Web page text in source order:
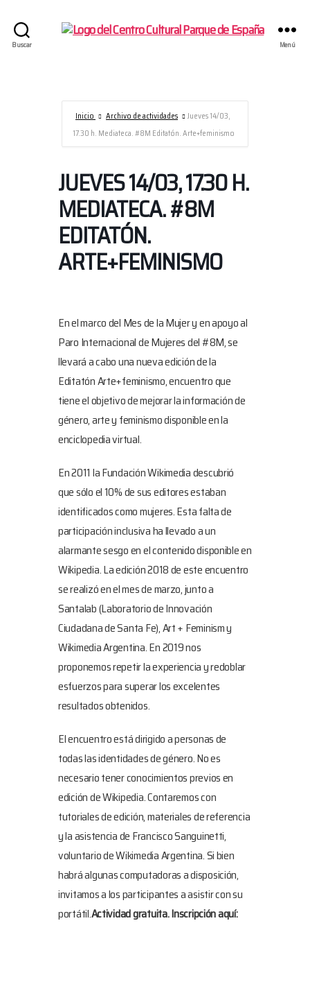
Buscar
España/AECID
Menú
Inicio Archivo de actividades
Jueves 14/03,
17.30 h. Mediateca. #8M Editatón. Arte+feminismo
JUEVES 14/03, 17.30 H.
MEDIATECA. #8M
EDITATÓN.
ARTE+FEMINISMO
En el marco del Mes de la Mujer y en apoyo al
Paro Internacional de Mujeres del #8M, se
llevará a cabo una nueva edición de la
Editatón Arte+feminismo, encuentro que
tiene el objetivo de mejorar la información de
género, arte y feminismo disponible en la
enciclopedia virtual.
En 2011 la Fundación Wikimedia descubrió
que sólo el 10% de sus editores estaban
identificados como mujeres. Esta falta de
participación inclusiva ha llevado a un
alarmante sesgo en el contenido disponible en
Wikipedia. La edición 2018 de este encuentro
se realizó en el mes de marzo, junto a
Santalab (Laboratorio de Innovación
Ciudadana de Santa Fe), Art + Feminism y
Wikimedia Argentina. En 2019 nos
proponemos repetir la experiencia y redoblar
esfuerzos para superar los excelentes
resultados obtenidos.
El encuentro está dirigido a personas de
todas las identidades de género. No es
necesario tener conocimientos previos en
edición de Wikipedia. Contaremos con
tutoriales de edición, materiales de referencia
y la asistencia de Francisco Sanguinetti,
voluntario de Wikimedia Argentina. Si bien
habrá algunas computadoras a disposición,
invitamos a los participantes a asistir con su
portátil.Actividad gratuita. Inscripción aquí: